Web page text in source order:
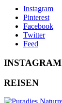
Instagram
Pinterest
Facebook
Twitter
Feed
INSTAGRAM
REISEN